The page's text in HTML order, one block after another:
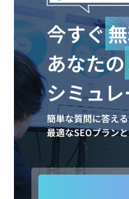
今すぐ
あなたの
シミュレ
簡単な質問に答え
最適なSEOプラン